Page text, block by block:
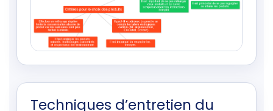
Techniques d’entretien du